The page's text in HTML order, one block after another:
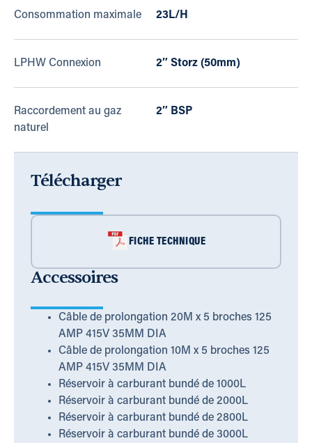
Consommation maximale 23L/H
LPHW Connexion 2″ Storz (50mm)
Raccordement au gaz
naturel
2″ BSP
Télécharger
FICHE TECHNIQUE
Accessoires
Câble de prolongation 20M x 5 broches 125
AMP 415V 35MM DIA
Câble de prolongation 10M x 5 broches 125
AMP 415V 35MM DIA
Réservoir à carburant bundé de 1000L
Réservoir à carburant bundé de 2000L
Réservoir à carburant bundé de 2800L
Réservoir à carburant bundé de 3000L